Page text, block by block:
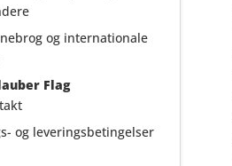
og internationale
Flag
og leveringsbetingelser